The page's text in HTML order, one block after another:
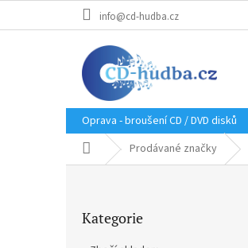
info@cd-hudba.cz
Oprava - broušení CD / DVD disků
Domů Prodávané značky
kategorie
Kategorie